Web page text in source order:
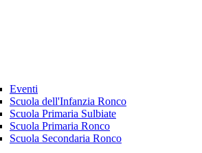
Eventi
Scuola dell'Infanzia Ronco
Scuola Primaria Sulbiate
Scuola Primaria Ronco
Scuola Secondaria Ronco